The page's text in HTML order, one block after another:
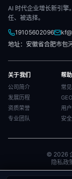
AI 时代企业增长新引擎
任、被选择。
19105602096
地址：安徽省合肥市包
关于我们
公司简介
发展历程
资质荣誉
专业团队
帮
常
用
安
© 2026
隐私政